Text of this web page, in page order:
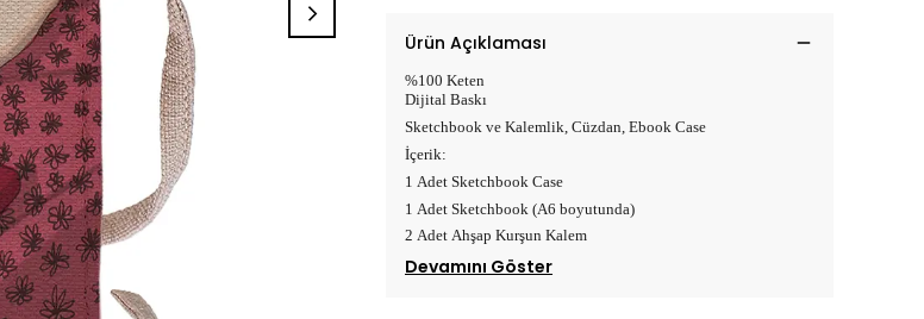
Ürün Açıklaması
%100 Keten
Dijital Baskı
Sketchbook ve Kalemlik, Cüzdan, Ebook Case
İçerik:
1 Adet Sketchbook Case
1 Adet Sketchbook (A6 boyutunda)
2 Adet Ahşap Kurşun Kalem
Devamını Göster